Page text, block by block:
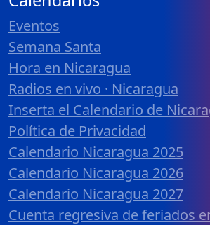
Eventos
Semana Santa
Hora en Nicaragua
Radios en vivo · Nicaragua
Inserta el Calendario de
Política de Privacidad
Calendario Nicaragua 2025
Calendario Nicaragua 2026
Calendario Nicaragua 2027
Cuenta regresiva de feriados